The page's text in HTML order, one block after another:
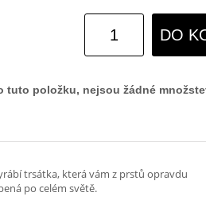
DO
tuto položku, nejsou žádné
trsátka, která vám z prstů opravdu
po celém světě.